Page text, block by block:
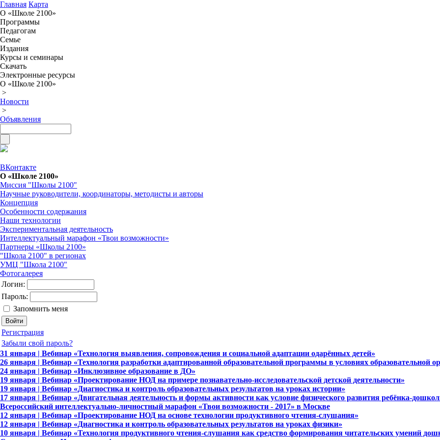
Главная Карта
О «Школе 2100»
Программы
Педагогам
Семье
Издания
Курсы и семинары
Скачать
Электронные ресурсы
О «Школе 2100»
>
Новости
>
Объявления
ВКонтакте
О «Школе 2100»
Миссия "Школы 2100"
Научные руководители, координаторы, методисты и авторы
Концепция
Особенности содержания
Наши технологии
Экспериментальная деятельность
Интеллектуальный марафон «Твои возможности»
Партнеры «Школы 2100»
"Школа 2100" в регионах
УМЦ "Школа 2100"
Фотогалерея
Логин:
Пароль:
Запомнить меня
Регистрация
Забыли свой пароль?
31 января | Вебинар «Технология выявления, сопровождения и социальной адаптации одарённых детей»
26 января | Вебинар «Технология разработки адаптированной образовательной программы в условиях образовательной
24 января | Вебинар «Инклюзивное образование в ДО»
19 января | Вебинар «Проектирование НОД на примере познавательно-исследовательской детской деятельности»
19 января | Вебинар «Диагностика и контроль образовательных результатов на уроках истории»
17 января | Вебинар «Двигательная деятельность и формы активности как условие физического развития ребёнка-
Всероссийский интеллектуально-личностный марафон «Твои возможности - 2017» в Москве
12 января | Вебинар «Проектирование НОД на основе технологии продуктивного чтения-слушания»
12 января | Вебинар «Диагностика и контроль образовательных результатов на уроках физики»
10 января | Вебинар «Технология продуктивного чтения-слушания как средство формирования читательских умений